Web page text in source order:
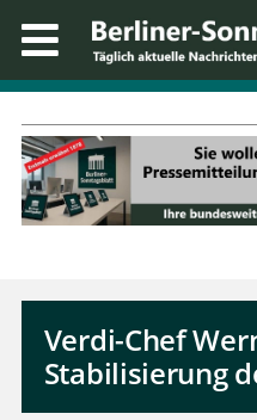
Verdi-Chef
Stabilisierung